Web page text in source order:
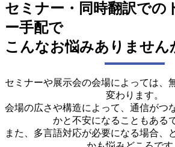
セミナー・同時翻訳での
ー手配で
こんなお悩みありません
セミナーや展示会の会場によっては、
変わります。
会場の広さや構造によって、通信がつ
かと不安になることもある
また、多言語対応が必要になる場合、